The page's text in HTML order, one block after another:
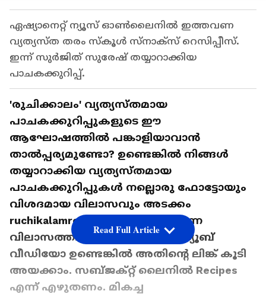
ഏഷ്യാനെറ്റ് ന്യൂസ് ഓണ്‍ലൈനില്‍ ഇത്തവണ
വ്യത്യസ്ത തരം സ്കൂൾ സ്നാക്സ് റെസിപ്പീസ്.
ഇന്ന് സുർജിത് സുരേഷ് തയ്യാറാക്കിയ
പാചകക്കുറിപ്പ്.
'രുചിക്കാലം' വ്യത്യസ്തമായ
പാചകക്കുറിപ്പുകളുടെ ഈ
ആഘോഷത്തിൽ പങ്കാളിയാവാൻ
താൽപ്പര്യമുണ്ടോ? ഉണ്ടെങ്കിൽ നിങ്ങൾ
തയ്യാറാക്കിയ വ്യത്യസ്തമായ
പാചകക്കുറിപ്പുകൾ നല്ലൊരു ഫോട്ടോയും
വിശദമായ വിലാസവും അടക്കം
ruchikalamrecipes@gmail.com എന്ന
വിലാസത്തിൽ അയക്കുക. യൂ ട്യൂബ്
വീഡിയോ ഉണ്ടെങ്കിൽ അതിന്റെ ലിങ്ക് കൂടി
അയക്കാം. സബ്ജക്റ്റ് ലൈനിൽ Recipes
എന്ന് എഴുതണം. മികച്ച
Read Full Article